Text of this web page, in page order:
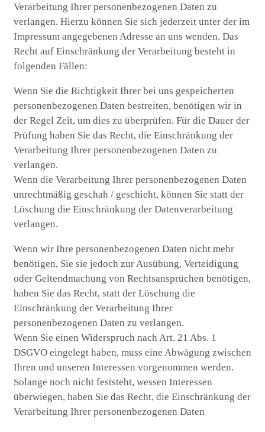
Verarbeitung Ihrer personenbezogenen Daten zu
verlangen. Hierzu können Sie sich jederzeit unter der im
Impressum angegebenen Adresse an uns wenden. Das
Recht auf Einschränkung der Verarbeitung besteht in
folgenden Fällen:
Wenn Sie die Richtigkeit Ihrer bei uns gespeicherten
personenbezogenen Daten bestreiten, benötigen wir in
der Regel Zeit, um dies zu überprüfen. Für die Dauer der
Prüfung haben Sie das Recht, die Einschränkung der
Verarbeitung Ihrer personenbezogenen Daten zu
verlangen.
Wenn die Verarbeitung Ihrer personenbezogenen Daten
unrechtmäßig geschah / geschieht, können Sie statt der
Löschung die Einschränkung der Datenverarbeitung
verlangen.
Wenn wir Ihre personenbezogenen Daten nicht mehr
benötigen, Sie sie jedoch zur Ausübung, Verteidigung
oder Geltendmachung von Rechtsansprüchen benötigen,
haben Sie das Recht, statt der Löschung die
Einschränkung der Verarbeitung Ihrer
personenbezogenen Daten zu verlangen.
Wenn Sie einen Widerspruch nach Art. 21 Abs. 1
DSGVO eingelegt haben, muss eine Abwägung zwischen
Ihren und unseren Interessen vorgenommen werden.
Solange noch nicht feststeht, wessen Interessen
überwiegen, haben Sie das Recht, die Einschränkung der
Verarbeitung Ihrer personenbezogenen Daten